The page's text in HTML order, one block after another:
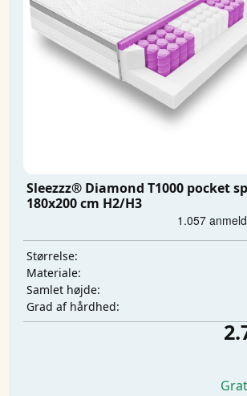
Sleezzz® Diamond T1000 pocket
180x200 cm H2/H3
Størrelse:
Materiale:
Samlet højde:
Grad af hårdhed: